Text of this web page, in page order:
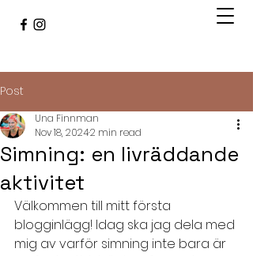
Post
Simning: en livräddande
aktivitet
Una Finnman
Nov 18, 20242 min read
Välkommen till mitt första
blogginlägg! Idag ska jag dela med
mig av varför simning inte bara är